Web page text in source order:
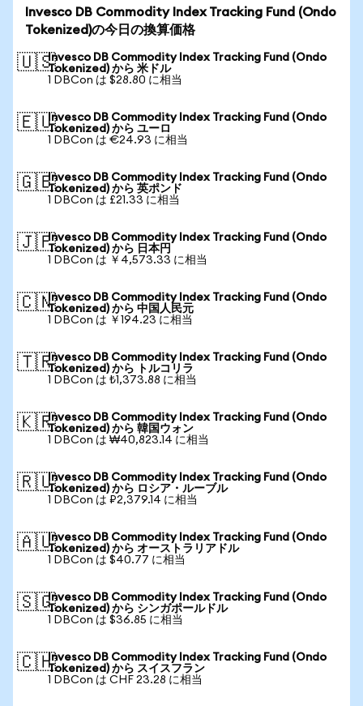
Invesco DB Commodity Index Tracking Fund (Ondo
Tokenized)の今日の換算価格
🇺🇸Invesco DB Commodity Index Tracking Fund (Ondo
Tokenized) から 米ドル
1 DBCon は $28.80 に相当
🇪🇺Invesco DB Commodity Index Tracking Fund (Ondo
Tokenized) から ユーロ
1 DBCon は €24.93 に相当
🇬🇧Invesco DB Commodity Index Tracking Fund (Ondo
Tokenized) から 英ポンド
1 DBCon は £21.33 に相当
🇯🇵Invesco DB Commodity Index Tracking Fund (Ondo
Tokenized) から 日本円
1 DBCon は ￥4,573.33 に相当
🇨🇳Invesco DB Commodity Index Tracking Fund (Ondo
Tokenized) から 中国人民元
1 DBCon は ￥194.23 に相当
🇹🇷Invesco DB Commodity Index Tracking Fund (Ondo
Tokenized) から トルコリラ
1 DBCon は ₺1,373.88 に相当
🇰🇷Invesco DB Commodity Index Tracking Fund (Ondo
Tokenized) から 韓国ウォン
1 DBCon は ₩40,823.14 に相当
🇷🇺Invesco DB Commodity Index Tracking Fund (Ondo
Tokenized) から ロシア・ルーブル
1 DBCon は ₽2,379.14 に相当
🇦🇺Invesco DB Commodity Index Tracking Fund (Ondo
Tokenized) から オーストラリアドル
1 DBCon は $40.77 に相当
🇸🇬Invesco DB Commodity Index Tracking Fund (Ondo
Tokenized) から シンガポールドル
1 DBCon は $36.85 に相当
🇨🇭Invesco DB Commodity Index Tracking Fund (Ondo
Tokenized) から スイスフラン
1 DBCon は CHF 23.28 に相当